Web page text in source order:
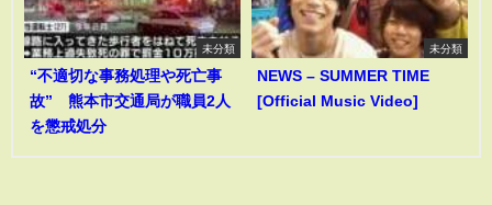
未分類
“不適切な事務処理や死亡事
故” 熊本市交通局が職員2人
を懲戒処分
未分類
NEWS – SUMMER TIME
[Official Music Video]